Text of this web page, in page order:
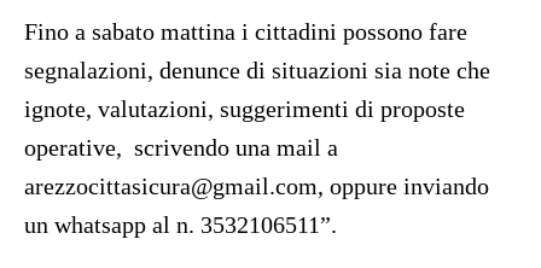
Fino a sabato mattina i cittadini possono fare
segnalazioni, denunce di situazioni sia note che
ignote, valutazioni, suggerimenti di proposte
operative, scrivendo una mail a
arezzocittasicura@gmail.com, oppure inviando
un whatsapp al n. 3532106511”.